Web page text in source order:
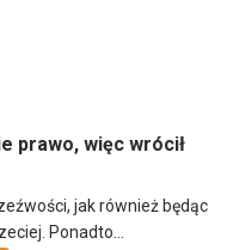
prawo, więc wrócił
jak również będąc
Ponadto...